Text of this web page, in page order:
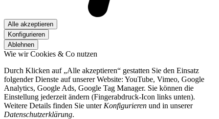
Alle akzeptieren
Konfigurieren
Ablehnen
Wie wir Cookies & Co nutzen
Durch Klicken auf „Alle akzeptieren“ gestatten Sie den Einsatz
folgender Dienste auf unserer Website: YouTube, Vimeo, Google
Analytics, Google Ads, Google Tag Manager. Sie können die
Einstellung jederzeit ändern (Fingerabdruck-Icon links unten).
Weitere Details finden Sie unter Konfigurieren und in unserer
Datenschutzerklärung.